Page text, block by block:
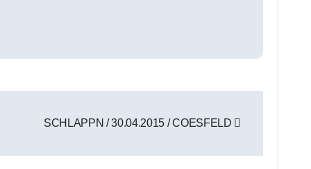
SCHLAPPN / 30.04.2015 / COESFELD